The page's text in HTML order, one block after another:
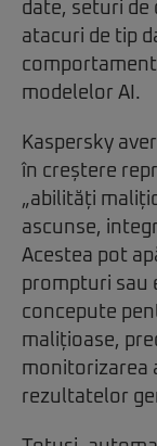
date, seturi de
atacuri de tip
modelelor AI.
Kaspersky
în creștere
„abilități
ascunse,
Acestea pot
prompturi sau
concepute
malițioase,
monitorizarea
rezultatelor